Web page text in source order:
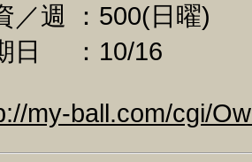
／週 ：500(日曜)
日 ：10/16
my-ball.com/cgi/